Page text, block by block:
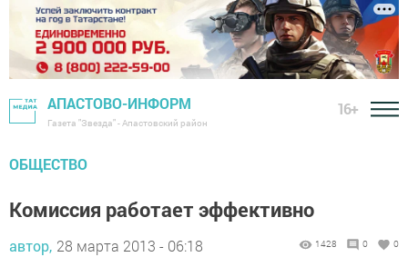
АПАСТОВО-ИНФОРМ
Газета "Звезда" - Апастовский район
16+
ОБЩЕСТВО
Комиссия работает эффективно
автор, 28 марта 2013 - 06:18 1428 0 0